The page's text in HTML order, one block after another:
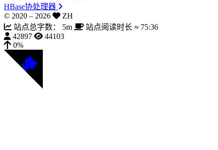
HBase协处理器
© 2020 – 2026
ZH
站点总字数：
5m 站点阅读时长 ≈ 75:36
42897
44103
0%